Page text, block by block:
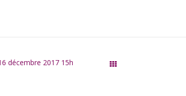
décembre 2017 15h